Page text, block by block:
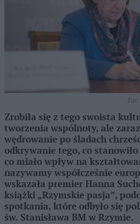
Zrobiła się z tego swoista
tworzenia wspólnoty, ale
wędrowanie po śladach
odkrywanie tego, co
co miało wpływ na
nazywamy współcześnie
wskazała premier Hanna
książki „Rzymskie pasja”,
spotkania, które odbyło się
św. Stanisława BM w Rzymie.